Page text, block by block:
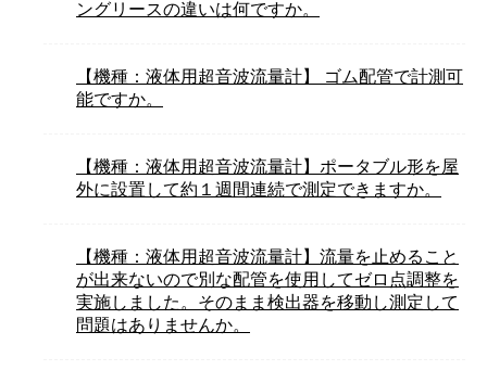
ングリースの違いは何ですか。
【機種：液体用超音波流量計】 ゴム配管で計測可
能ですか。
【機種：液体用超音波流量計】ポータブル形を屋
外に設置して約１週間連続で測定できますか。
【機種：液体用超音波流量計】流量を止めること
が出来ないので別な配管を使用してゼロ点調整を
実施しました。そのまま検出器を移動し測定して
問題はありませんか。